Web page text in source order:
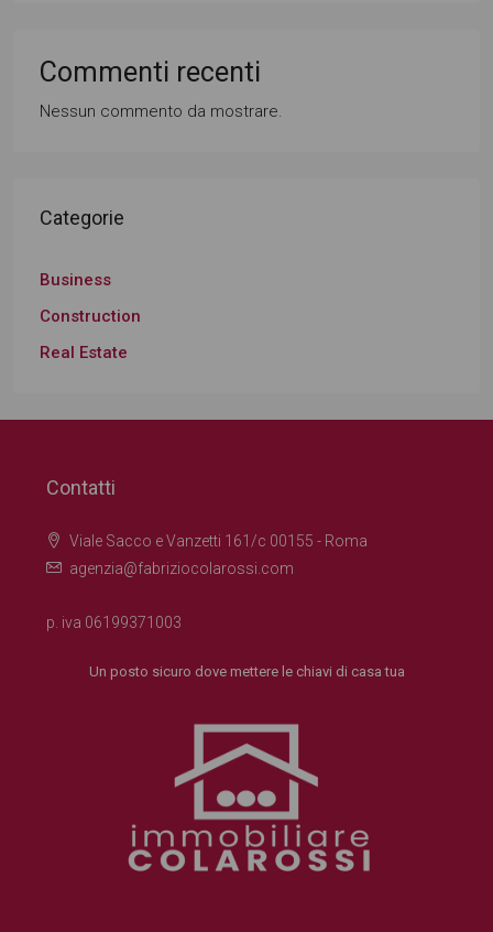
Commenti recenti
Nessun commento da mostrare.
Categorie
Business
Construction
Real Estate
Contatti
Viale Sacco e Vanzetti 161/c 00155 - Roma
agenzia@fabriziocolarossi.com
p. iva 06199371003
Un posto sicuro dove mettere le chiavi di casa tua